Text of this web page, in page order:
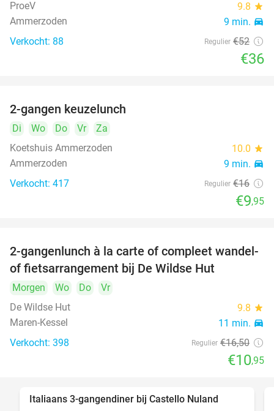
ProeV 9.8 star
Ammerzoden 9 min. directions_car
Verkocht: 88 Regulier €52
€36
2-gangen keuzelunch
Di Wo Do Vr
Za
Koetshuis Ammerzoden
10.0 star
Ammerzoden 9 min. directions_car
Verkocht: 417 Regulier €16
€9,95
34%
2-gangenlunch à la carte of compleet wandel-
of fietsarrangement bij De Wildse Hut
Morgen Wo Do
Vr
De Wildse Hut
9.8 star
Maren-Kessel 11 min. directions_car
Verkocht: 398 Regulier €16,50
€10,95
Italiaans 3-gangendiner bij Castello Nuland